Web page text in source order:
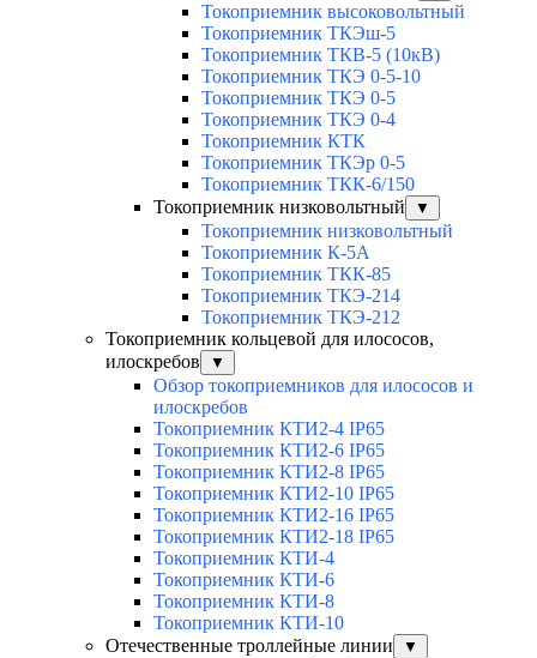
Токоприемник высоковольтный
Токоприемник ТКЭш-5
Токоприемник ТКВ-5 (10кВ)
Токоприемник ТКЭ 0-5-10
Токоприемник ТКЭ 0-5
Токоприемник ТКЭ 0-4
Токоприемник КТК
Токоприемник ТКЭр 0-5
Токоприемник ТКК-6/150
Токоприемник низковольтный
▼
Токоприемник низковольтный
Токоприемник К-5А
Токоприемник ТКК-85
Токоприемник ТКЭ-214
Токоприемник ТКЭ-212
Токоприемник кольцевой для илососов,
илоскребов
▼
Обзор токоприемников для илососов и
илоскребов
Токоприемник КТИ2-4 IP65
Токоприемник КТИ2-6 IP65
Токоприемник КТИ2-8 IP65
Токоприемник КТИ2-10 IP65
Токоприемник КТИ2-16 IP65
Токоприемник КТИ2-18 IP65
Токоприемник КТИ-4
Токоприемник КТИ-6
Токоприемник КТИ-8
Токоприемник КТИ-10
Отечественные троллейные линии
▼